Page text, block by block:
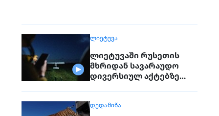
ᲚᲘᲔᲢᲣᲕᲐ
ლიეტუვაში რუსეთის
მხრიდან სავარაუდო
დივერსიულ აქტებზე
ᲓᲔᲓᲐᲛᲘᲬᲐ